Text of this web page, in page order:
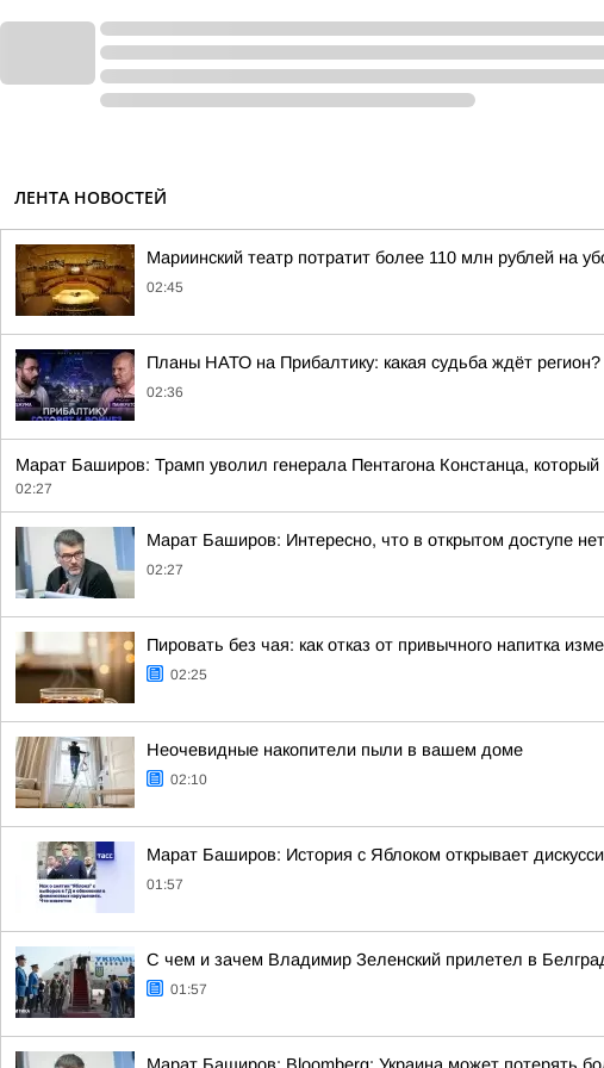
ЛЕНТА НОВОСТЕЙ
Мариинский театр потратит более 110 млн рублей на
02:45
Планы НАТО на Прибалтику: какая судьба ждёт
02:36
Марат Баширов: Трамп уволил генерала Пентагона Констанца,
02:27
Марат Баширов: Интересно, что в открытом доступе
02:27
Пировать без чая: как отказ от привычного напитка
02:25
Неочевидные накопители пыли в вашем доме
02:10
Марат Баширов: История с Яблоком открывает
01:57
С чем и зачем Владимир Зеленский прилетел в
01:57